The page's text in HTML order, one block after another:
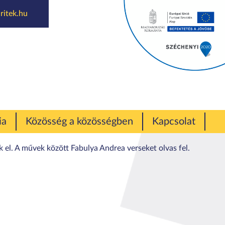
Közösség a közösségben Kapcsolat
A művek között Fabulya Andrea verseket olvas fel.